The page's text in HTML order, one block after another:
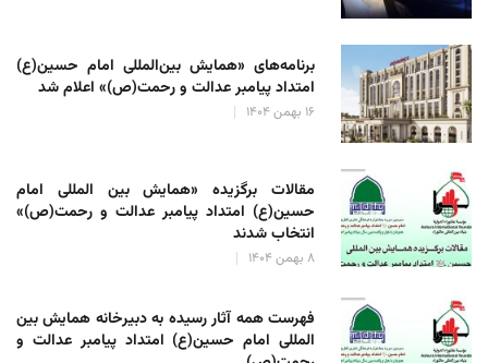
برنامه‌های «همایش بین‌المللی امام حسین(ع)
امتداد پیامبر عدالت و رحمت(ص)» اعلام شد
۱۶ بهمن ۱۴۰۴
مقالات برگزیده «همایش بین المللی امام
حسین(ع) امتداد پیامبر عدالت و رحمت(ص)»
انتخاب شدند
۸ بهمن ۱۴۰۴
فهرست همه آثار رسیده به دبیرخانه همایش بین
المللی امام حسین(ع) امتداد پیامبر عدالت و